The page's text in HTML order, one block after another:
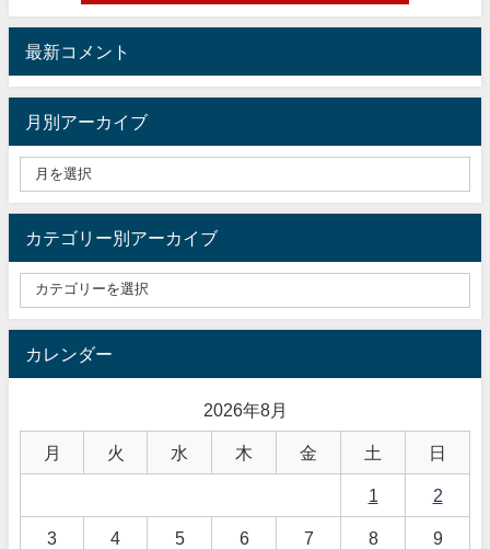
最新コメント
月別アーカイブ
カテゴリー別アーカイブ
カレンダー
2026年8月
月 火 水 木 金 土 日
1 2
3 4 5 6 7 8 9